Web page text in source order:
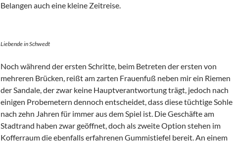
Belangen auch eine kleine Zeitreise.
Liebende in Schwedt
Noch während der ersten Schritte, beim Betreten der ersten von
mehreren Brücken, reißt am zarten Frauenfuß neben mir ein Riemen
der Sandale, der zwar keine Hauptverantwortung trägt, jedoch nach
einigen Probemetern dennoch entscheidet, dass diese tüchtige Sohle
nach zehn Jahren für immer aus dem Spiel ist. Die Geschäfte am
Stadtrand haben zwar geöffnet, doch als zweite Option stehen im
Kofferraum die ebenfalls erfahrenen Gummistiefel bereit. An einem